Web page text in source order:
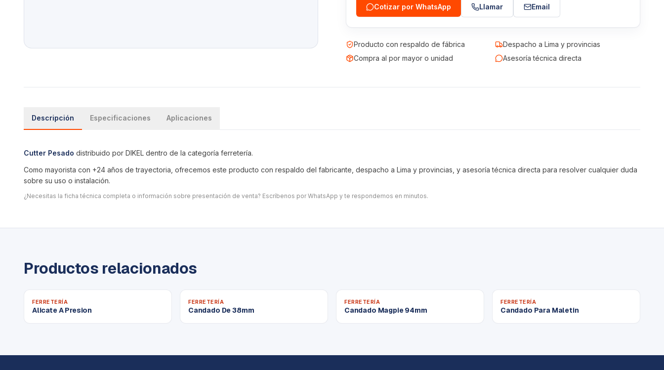
Cotizar por WhatsApp Llamar Email
Producto con respaldo de fábrica
Despacho a Lima y provincias
Compra al por mayor o unidad
Asesoría técnica directa
Descripción Especificaciones Aplicaciones
Cutter Pesado distribuido por DIKEL dentro de la categoría ferretería.
Como mayorista con +24 años de trayectoria, ofrecemos este producto con respaldo del fabricante, despacho a Lima y provincias, y asesoría técnica directa para resolver cualquier duda
sobre su uso o instalación.
¿Necesitas la ficha técnica completa o información sobre presentación de venta? Escríbenos por WhatsApp y te respondemos en minutos.
Productos relacionados
FERRETERÍA
Alicate A Presion
FERRETERÍA
Candado De 38mm
FERRETERÍA
Candado Magpie 94mm
FERRETERÍA
Candado Para Maletin